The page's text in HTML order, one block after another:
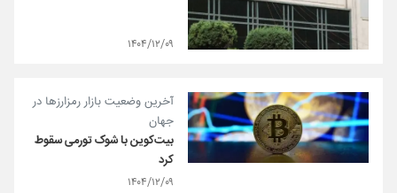
۱۴۰۴/۱۲/۰۹
آخرین وضعیت بازار رمزارزها در
جهان
بیت‌کوین با شوک تورمی سقوط
کرد
۱۴۰۴/۱۲/۰۹